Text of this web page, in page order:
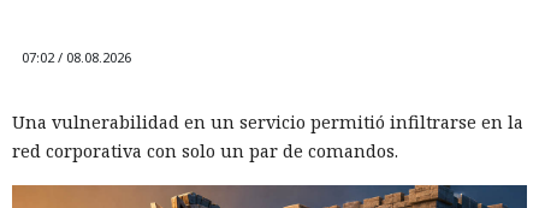
07:02 / 08.08.2026
Una vulnerabilidad en un servicio permitió infiltrarse en la
red corporativa con solo un par de comandos.